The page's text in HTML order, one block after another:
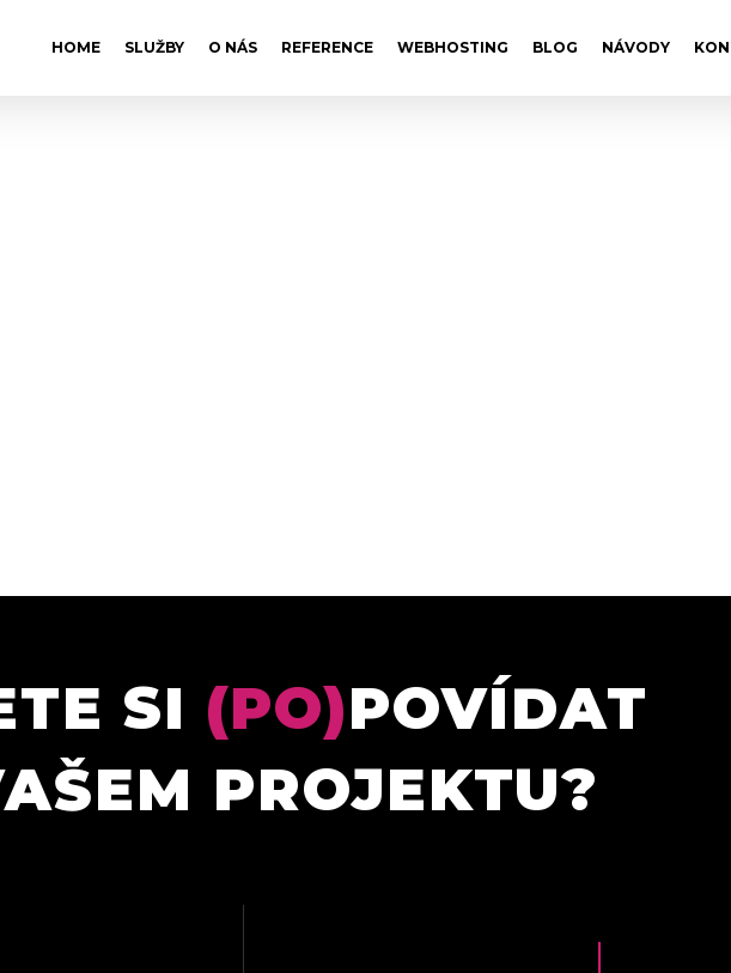
HOME SLUŽBY O NÁS REFERENCE WEBHOSTING BLOG NÁVODY
SI (PO)POVÍDAT
PROJEKTU?